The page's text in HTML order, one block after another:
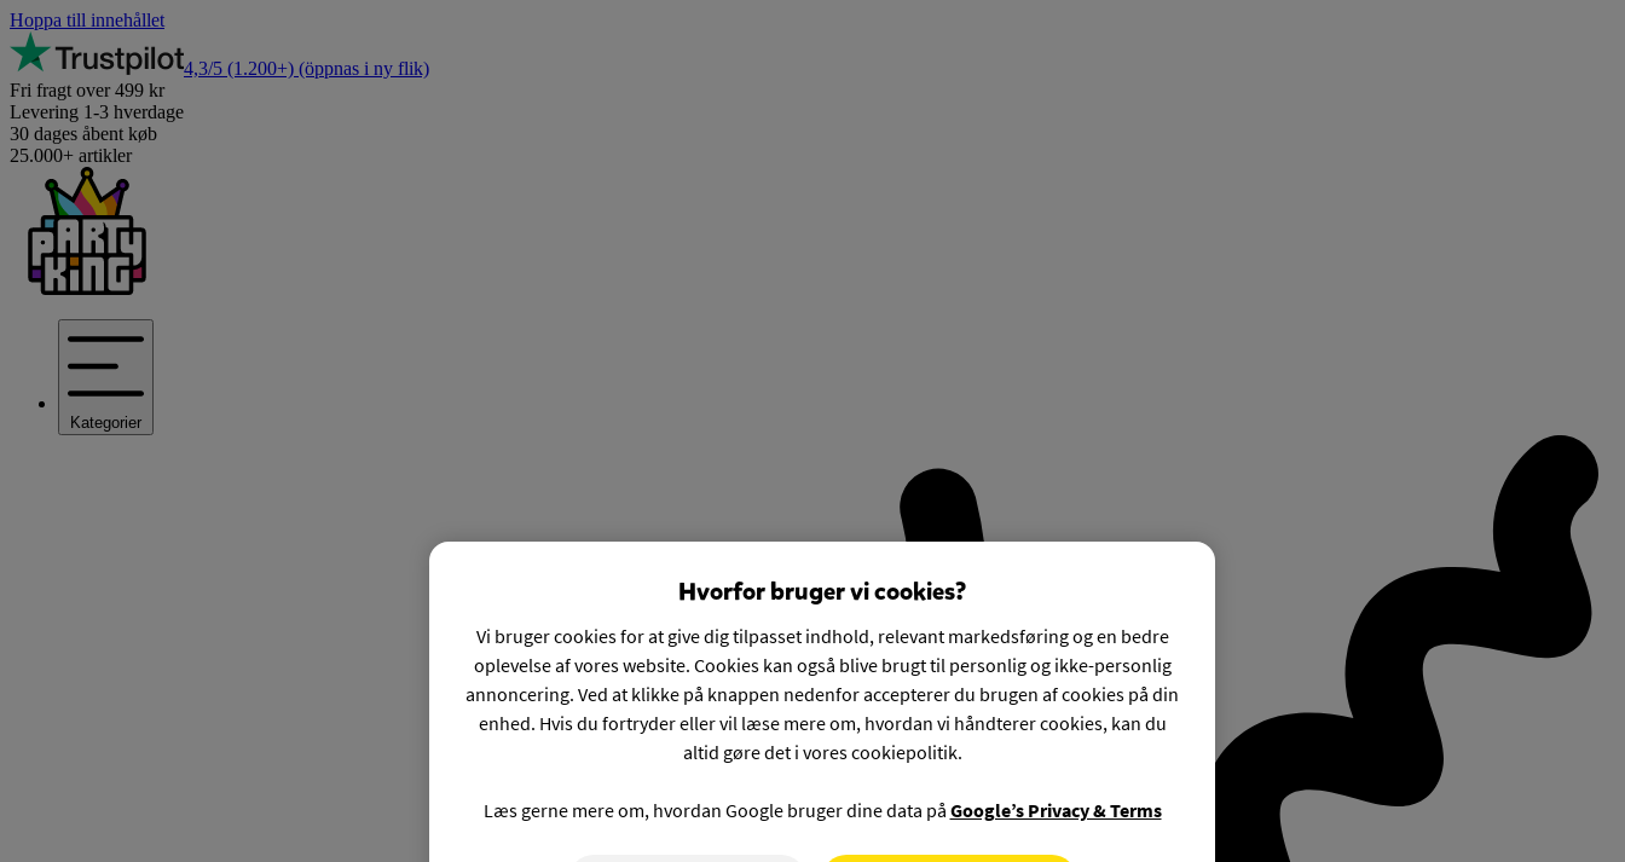
Hoppa till innehållet
4,3/5 (1.200+) (öppnas i ny flik)
Fri fragt over 499 kr
Levering 1-3 hverdage
30 dages åbent køb
25.000+ artikler
Kategorier
Hvorfor bruger vi cookies?
Vi bruger cookies for at give dig tilpasset indhold, relevant markedsføring og en bedre
oplevelse af vores website. Cookies kan også blive brugt til personlig og ikke-personlig
annoncering. Ved at klikke på knappen nedenfor accepterer du brugen af cookies på din
enhed. Hvis du fortryder eller vil læse mere om, hvordan vi håndterer cookies, kan du
altid gøre det i vores cookiepolitik.
Læs gerne mere om, hvordan Google bruger dine data på Google’s Privacy & Terms